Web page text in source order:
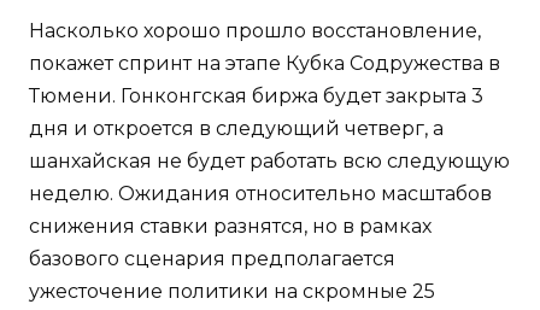
Насколько хорошо прошло восстановление,
покажет спринт на этапе Кубка Содружества в
Тюмени. Гонконгская биржа будет закрыта 3
дня и откроется в следующий четверг, а
шанхайская не будет работать всю следующую
неделю. Ожидания относительно масштабов
снижения ставки разнятся, но в рамках
базового сценария предполагается
ужесточение политики на скромные 25